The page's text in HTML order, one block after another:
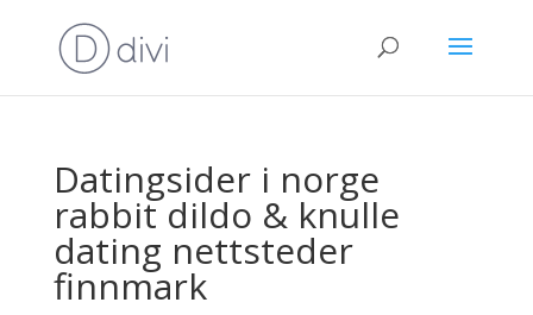
Datingsider i norge
rabbit dildo & knulle
dating nettsteder
finnmark